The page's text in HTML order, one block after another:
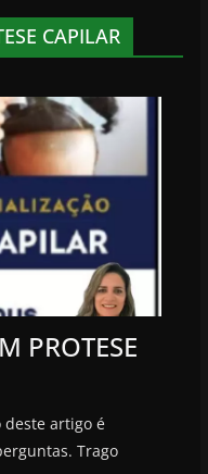
CAPILAR
PROTESE
deste artigo é
Trago